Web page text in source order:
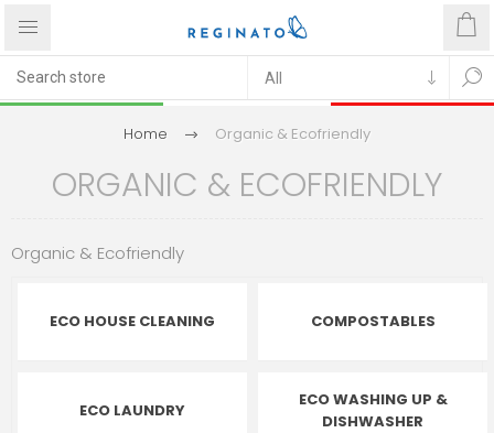
Home Organic & Ecofriendly
ORGANIC & ECOFRIENDLY
Organic & Ecofriendly
ECO HOUSE CLEANING COMPOSTABLES
ECO LAUNDRY
ECO WASHING UP &
DISHWASHER